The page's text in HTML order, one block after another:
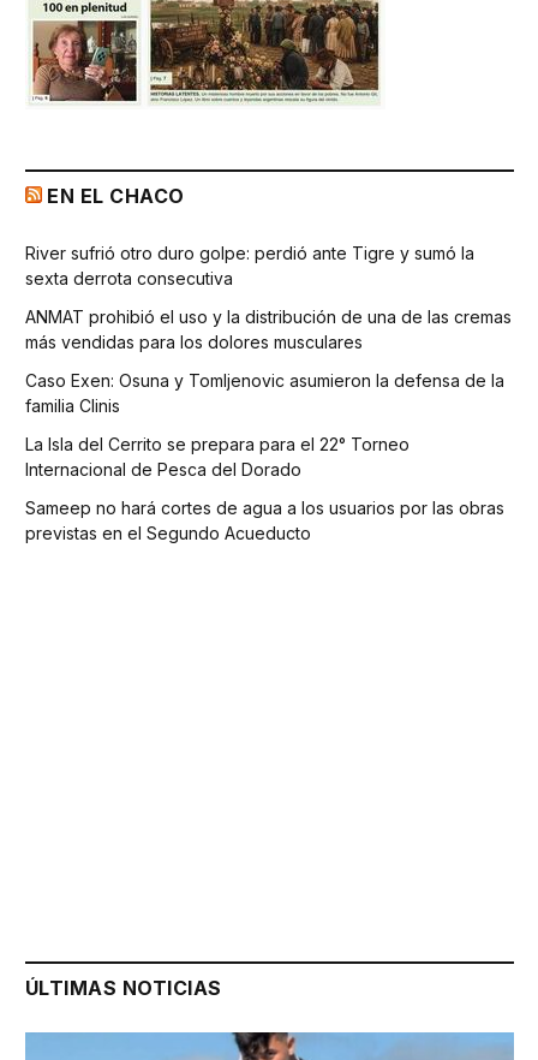
EN EL CHACO
River sufrió otro duro golpe: perdió ante Tigre y sumó la
sexta derrota consecutiva
ANMAT prohibió el uso y la distribución de una de las cremas
más vendidas para los dolores musculares
Caso Exen: Osuna y Tomljenovic asumieron la defensa de la
familia Clinis
La Isla del Cerrito se prepara para el 22° Torneo
Internacional de Pesca del Dorado
Sameep no hará cortes de agua a los usuarios por las obras
previstas en el Segundo Acueducto
ÚLTIMAS NOTICIAS